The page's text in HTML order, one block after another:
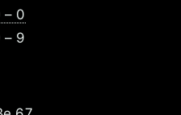
– 0
– 9